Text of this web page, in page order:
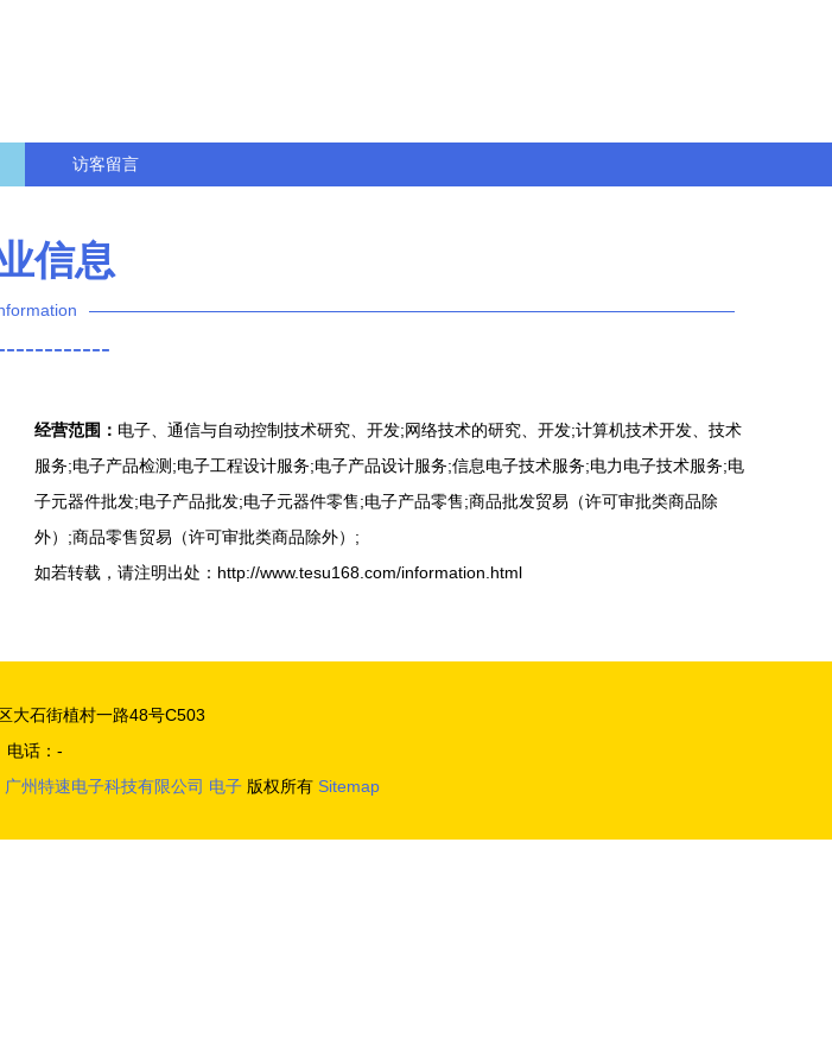
访客留言
信息
经营范围： 电子、通信与自动控制技术研究、开发;网络技术的研究、开发;计算机技术开发、技术
服务;电子产品检测;电子工程设计服务;电子产品设计服务;信息电子技术服务;电力电子技术服务;电
子元器件批发;电子产品批发;电子元器件零售;电子产品零售;商品批发贸易（许可审批类商品除
外）;商品零售贸易（许可审批类商品除外）;
如若转载，请注明出处：http://www.tesu168.com/information.html
大石街植村一路48号C503
电话：-
广州特速电子科技有限公司 电子 版权所有 Sitemap